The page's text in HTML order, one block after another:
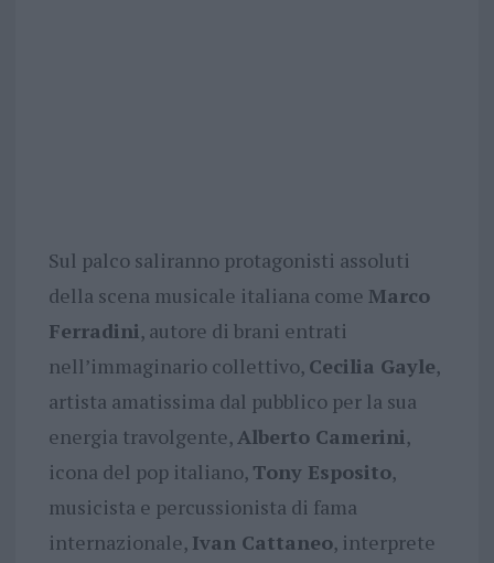
Sul palco saliranno protagonisti assoluti
della scena musicale italiana come Marco
Ferradini, autore di brani entrati
nell’immaginario collettivo, Cecilia Gayle,
artista amatissima dal pubblico per la sua
energia travolgente,Alberto Camerini,
icona del pop italiano, Tony Esposito,
musicista e percussionista di fama
internazionale, Ivan Cattaneo, interprete